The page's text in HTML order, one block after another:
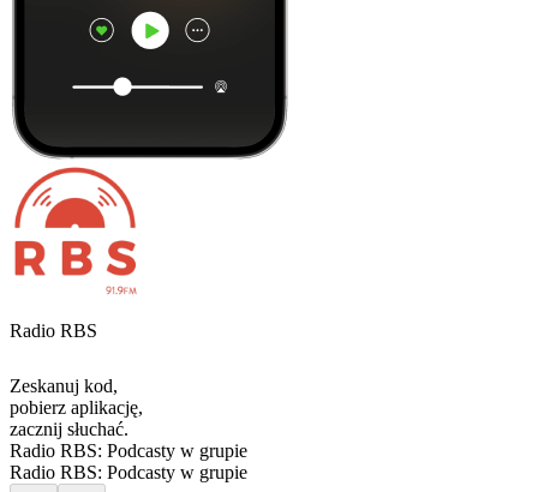
Radio RBS
Zeskanuj kod,
pobierz aplikację,
zacznij słuchać.
Radio RBS: Podcasty w grupie
Radio RBS: Podcasty w grupie